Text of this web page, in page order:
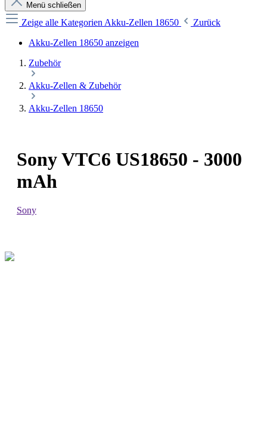
Menü schließen
Zeige alle KategorienAkku-Zellen 18650
Zurück
Akku-Zellen 18650 anzeigen
Zubehör
Akku-Zellen & Zubehör
Akku-Zellen 18650
Sony VTC6 US18650 - 3000
mAh
Sony